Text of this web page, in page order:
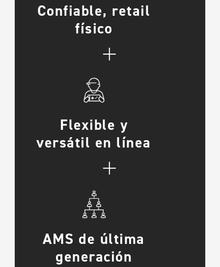
Confiable, retail
físico
+
Flexible y
versátil en línea
+
AMS de última
generación